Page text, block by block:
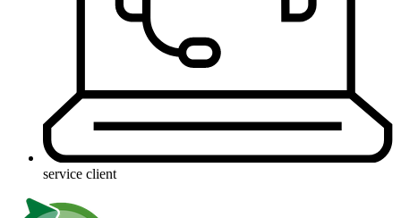
service client